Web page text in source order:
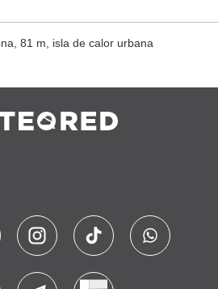
81 m, isla de calor urbana